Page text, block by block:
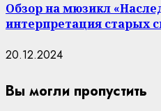
Обзор на мюзикл
интерпретация старых
20.12.2024
Вы могли пропустить